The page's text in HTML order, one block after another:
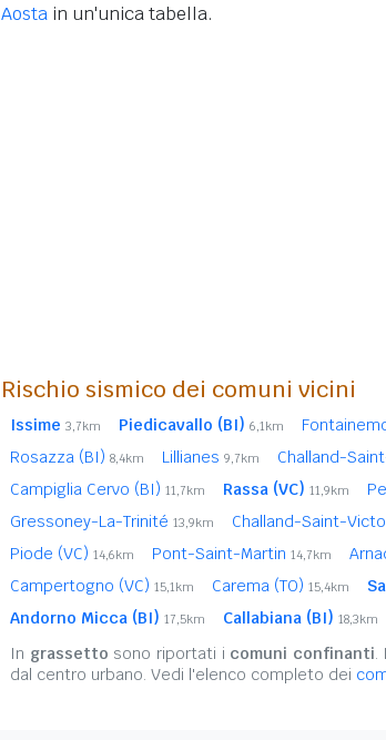
Aosta in un'unica tabella.
Rischio sismico dei comuni vicini
Issime 3,7km Piedicavallo (BI) 6,1km
Rosazza (BI) 8,4km Lillianes 9,7km Challand-
Campiglia Cervo (BI) 11,7km Rassa (VC) 11,9km
Gressoney-La-Trinité 13,9km Challand-Saint-
Piode (VC) 14,6km Pont-Saint-Martin 14,7km
Campertogno (VC) 15,1km Carema (TO) 15,4km
Andorno Micca (BI) 17,5km Callabiana (BI) 18,3km
In grassetto sono riportati i comuni confinanti.
dal centro urbano. Vedi l'elenco completo dei